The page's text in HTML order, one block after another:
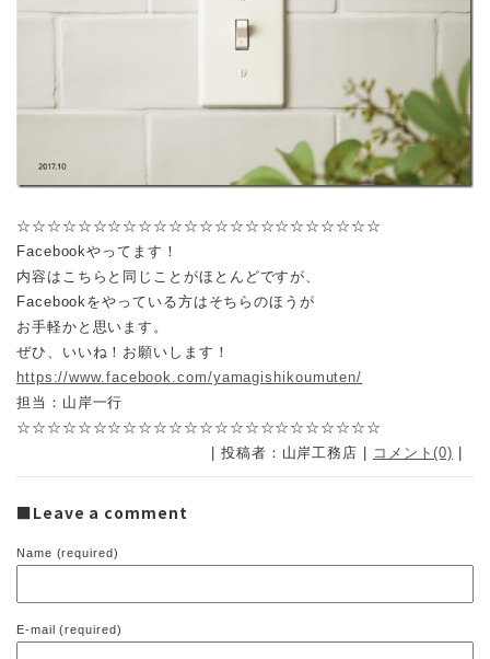
☆☆☆☆☆☆☆☆☆☆☆☆☆☆☆☆☆☆☆☆☆☆☆☆
Facebookやってます！
内容はこちらと同じことがほとんどですが、
Facebookをやっている方はそちらのほうが
お手軽かと思います。
ぜひ、いいね！お願いします！
https://www.facebook.com/yamagishikoumuten/
担当：山岸一行
☆☆☆☆☆☆☆☆☆☆☆☆☆☆☆☆☆☆☆☆☆☆☆☆
| 投稿者：山岸工務店 | コメント(0) |
■Leave a comment
Name (required)
E-mail (required)